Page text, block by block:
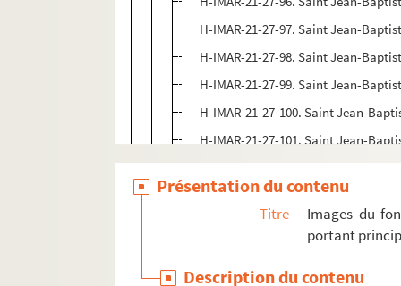
H-IMAR-21-27-97. Saint Jean-
H-IMAR-21-27-98. Saint Jean-
H-IMAR-21-27-99. Saint Jean-
H-IMAR-21-27-100. Saint Jean-
H-IMAR-21-27-101. Saint Jean-
H-IMAR-21-27-102. Saint Jean-
H-IMAR-21-27-103. Saint Jean-
H-IMAR-21-27-104. Saint Jean-
H-IMAR-21-28-106. Saint Jean-
Présentation du contenu
Titre
Images du
portant
Description du contenu